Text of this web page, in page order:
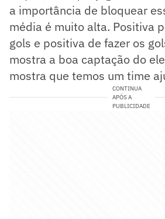
a importância de bloquear
média é muito alta. Positiva
gols e positiva de fazer os
mostra a boa captação do
mostra que temos um time
CONTINUA
APÓS A
PUBLICIDADE